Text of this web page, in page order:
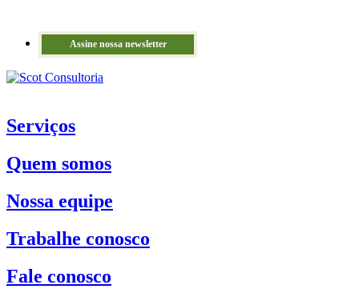
Assine nossa newsletter
Serviços
Quem somos
Nossa equipe
Trabalhe conosco
Fale conosco